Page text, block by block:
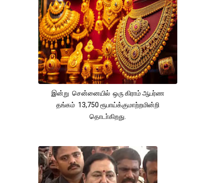
இன்று சென்னையில் ஒரு கிராம் ஆபர்ண
தங்கம் 13,750 ரூபாய்க்குமாற்றமின்றி
தொடா்கிறது.